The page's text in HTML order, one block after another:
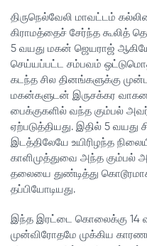
திருநெல்வேலி மாவட்டம்
கிராமத்தைச் சேர்ந்த கூலித்
5 வயது மகன் ஜெயராஜ்
செய்யப்பட்ட சம்பவம்
கடந்த சில தினங்களுக்கு
மகன்களுடன் இருசக்கர
பைக்குகளில் வந்த கும்பல்
ஏற்படுத்தியது. இதில் 5
இடத்திலேயே உயிரிழந்த
காளிமுத்துவை அந்த கும்பல்
தலையை துண்டித்து
தப்பியோடியது.
இந்த இரட்டை கொலைக்கு 14
முன்விரோதமே முக்கிய